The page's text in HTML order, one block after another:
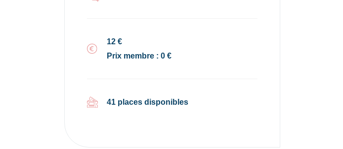
12 €
Prix membre : 0 €
41 places disponibles